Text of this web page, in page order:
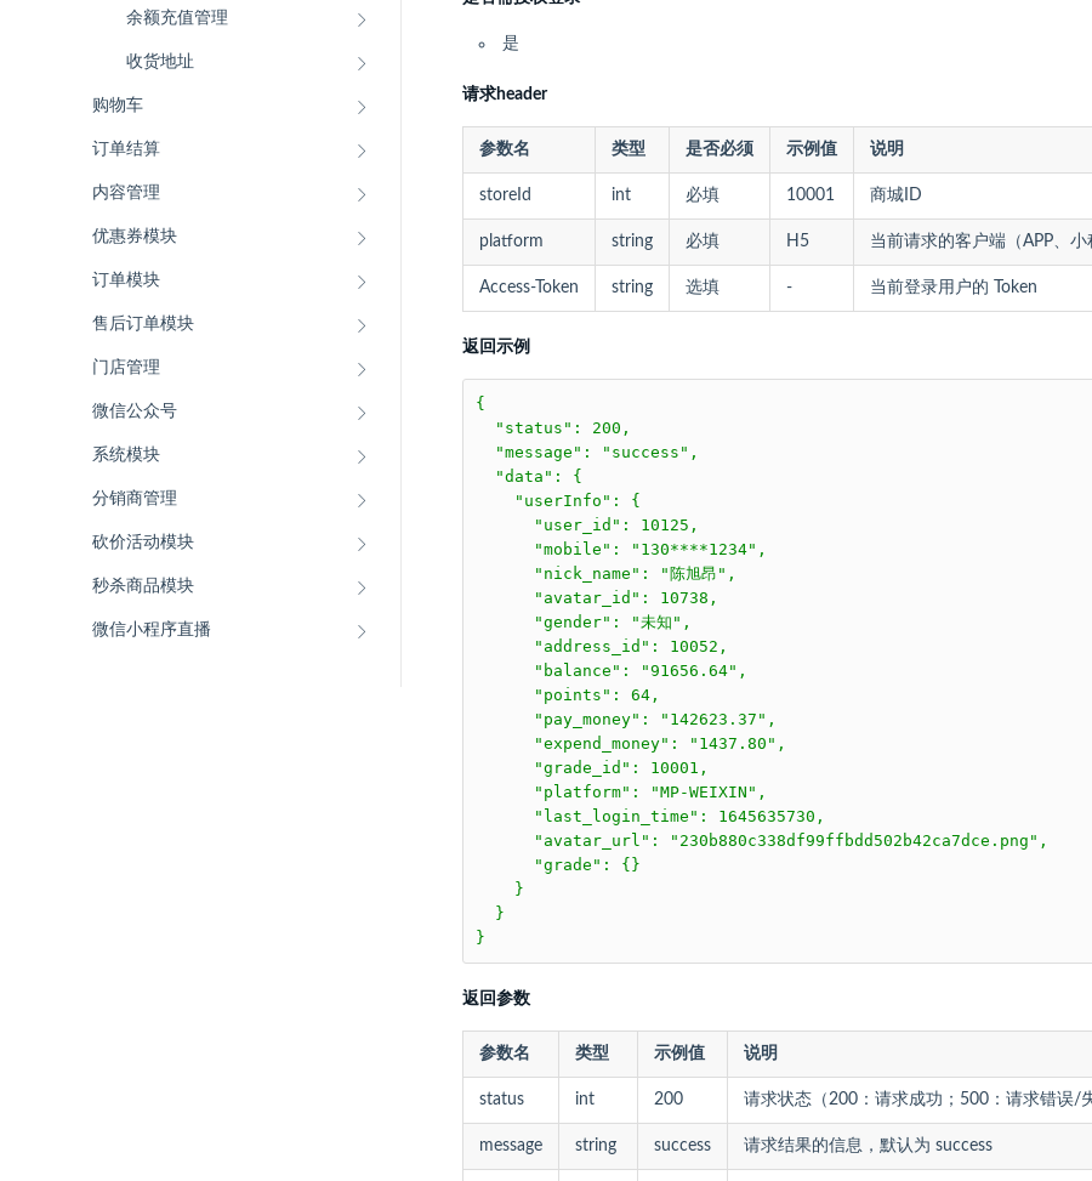
余额充值管理
收货地址
购物车
订单结算
内容管理
优惠券模块
订单模块
售后订单模块
门店管理
微信公众号
系统模块
分销商管理
砍价活动模块
秒杀商品模块
微信小程序直播
是
请求header
参数名 类型 是否必须 示例值 说明
storeId int 必填 10001 商城ID
platform string 必填 H5 当前请求的客户端（APP、小
Access-Token string 选填 - 当前登录用户的 Token
返回示例
{
  "status": 200,
  "message": "success",
  "data": {
    "userInfo": {
      "user_id": 10125,
      "mobile": "130****1234",
      "nick_name": "陈旭昂",
      "avatar_id": 10738,
      "gender": "未知",
      "address_id": 10052,
      "balance": "91656.64",
      "points": 64,
      "pay_money": "142623.37",
      "expend_money": "1437.80",
      "grade_id": 10001,
      "platform": "MP-WEIXIN",
      "last_login_time": 1645635730,
      "avatar_url": "230b880c338df99ffbdd502b42ca7dce.png",
      "grade": {}
    }
  }
}
返回参数
参数名 类型 示例值 说明
status int 200 请求状态（200：请求成功；500：请求错误/
message string success 请求结果的信息，默认为 success